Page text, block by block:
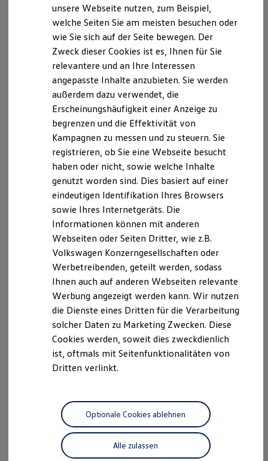
Nachhaltigkeit
Technologie
Kosten und Kauf
Kaufoptionen
E-Auto-Förderung
Software und Konnektivität
Die ID. Software 6
ID. Software Versionen und Updates
Digitale Extras
Schnittstellen zu Ihrem ID.
Hybridautos
Marke und Erlebnis
Volkswagen R und R Experience
R-Modelle
R Experience
Driving Experience
Volkswagen entdecken
Werkbesichtigung
Lifestyle Shop
T-Roc Kollektion
Golf Kollektion
ID. Kollektion
Volkswagen Kollektion
R-Kollektion
GTI Kollektion
Fußball Drop
we drive football
#wedriveproud
Besitzer und Service
Software Updates
Service und Ersatzteile
Motorenöl und Flüssigkeiten
Räder und Reifen
Pannen- und Unfallhilfe
Economy Service
Volkswagen Teile
Zubehör
Der T-Cross
Wendig, flexibel, vielseitig. Entdecken Sie den
T‑Cross.
Mehr zum T-Cross erfahren
Der ID.4
Kraftvoll wie ein SUV, nachhaltig wie ein ID.
unsere Webseite nutzen, zum Beispiel,
welche Seiten Sie am meisten besuchen oder
wie Sie sich auf der Seite bewegen. Der
Zweck dieser Cookies ist es, Ihnen für Sie
relevantere und an Ihre Interessen
angepasste Inhalte anzubieten. Sie werden
außerdem dazu verwendet, die
Erscheinungshäufigkeit einer Anzeige zu
begrenzen und die Effektivität von
Kampagnen zu messen und zu steuern. Sie
registrieren, ob Sie eine Webseite besucht
haben oder nicht, sowie welche Inhalte
genutzt worden sind. Dies basiert auf einer
eindeutigen Identifikation Ihres Browsers
sowie Ihres Internetgeräts. Die
Informationen können mit anderen
Webseiten oder Seiten Dritter, wie z.B.
Volkswagen Konzerngesellschaften oder
Werbetreibenden, geteilt werden, sodass
Ihnen auch auf anderen Webseiten relevante
Werbung angezeigt werden kann. Wir nutzen
die Dienste eines Dritten für die Verarbeitung
solcher Daten zu Marketing Zwecken. Diese
Cookies werden, soweit dies zweckdienlich
ist, oftmals mit Seitenfunktionalitäten von
Dritten verlinkt.
Alle zulassen
Optionale Cookies ablehnen